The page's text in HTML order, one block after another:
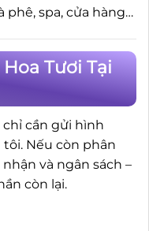
phê, spa, cửa hàng…
Tươi Tại
chỉ cần gửi hình
Nếu còn phân
và ngân sách –
còn lại.